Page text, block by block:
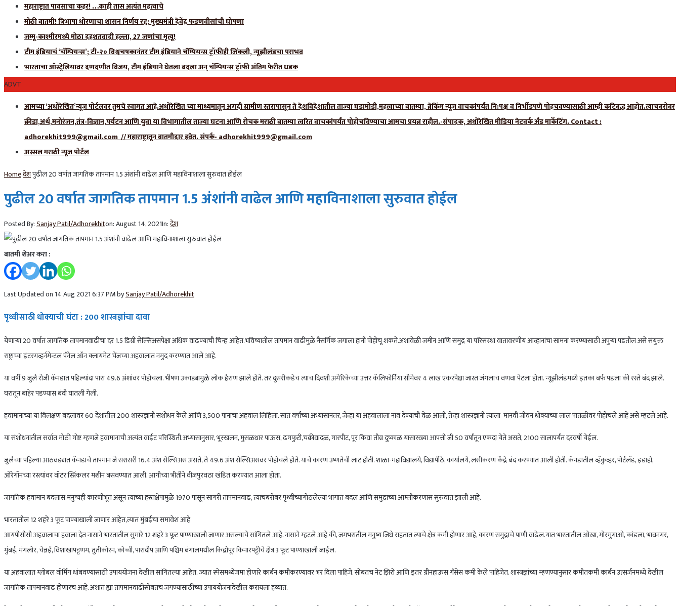
महाराष्ट्रात पावसाचा कहर! …काही तास अत्यंत महत्वाचे
मोठी बातमी! त्रिभाषा धोरणाचा शासन निर्णय रद्द; मुख्यमंत्री देवेंद्र फडणवीसांची घोषणा
जम्मू-काश्मीरमध्ये मोठा दहशतवादी हल्ला, 27 जणांचा मृत्यू!
टीम इंडियाचं ‘चॅम्पियन्स’; टी-२० विश्वचषकानंतर टीम इंडियाने चॅम्पियन्स ट्रॉफीही जिंकली, न्यूझीलंडचा पराभव
भारताचा ऑस्ट्रेलियावर दणदणीत विजय, टीम इंडियाने घेतला बदला अन् चॅम्पियन्स ट्रॉफी अंतिम फेरीत धडक
ADVT
आमच्या ‘अधोरेखित’न्यूज पोर्टलवर तुमचे स्वागत आहे.अधोरेखित च्या माध्यमातून अगदी ग्रामीण स्तरापासून ते देशविदेशातील ताज्या घडामोडी,महत्त्वाच्या बातम्या, ब्रेकिंग न्यूज वाचकांपर्यंत नि:पक्ष व निर्भीडपणे पोहचवण्यासाठी आम्ही कटिबद्ध आहोत.त्याचबरोबर
क्रीडा,अर्थ,मनोरंजन,तंत्र-विज्ञान,पर्यटन आणि युवा या विभागातील ताज्या घटना आणि रोचक मराठी बातम्या त्वरित वाचकांपर्यंत पोहोचविण्याचा आमचा प्रयत्न राहील.-संपादक, अधोरेखित मीडिया नेटवर्क अँड मार्केटिंग. Contact :
adhorekhit999@gmail.com // महाराष्ट्रातून बातमीदार हवेत. संपर्क- adhorekhit999@gmail.com
अस्सल मराठी न्यूज पोर्टल
Homeदेशपुढील 20 वर्षात जागतिक तापमान 1.5 अंशांनी वाढेल आणि महाविनाशाला सुरुवात होईल
पुढील 20 वर्षात जागतिक तापमान 1.5 अंशांनी वाढेल आणि महाविनाशाला सुरुवात होईल
Posted By:Sanjay Patil/Adhorekhiton:August 14, 2021In:देश
बातमी शेअर करा :
Last Updated on 14 Aug 2021 6:37 PM bySanjay Patil/Adhorekhit
पृथ्वीसाठी धोक्याची घंटा : 200 शास्त्रज्ञांचा दावा
येणाऱ्या 20 वर्षात जागतिक तापमानवाढीचा दर 1.5 डिग्री सेल्सिअसपेक्षा अधिक वाढण्याची चिन्ह आहेत.भविष्यातील तापमान वाढीमुळे नैसर्गिक जगाला हानी पोहोचू शकते.अशावेळी जमीन आणि समुद्र या परिसंस्था वातावरणीय आव्हानांचा सामना करण्यासाठी अपुऱ्या पडतील असे संयुक्त
राष्ट्राच्या इंटरगव्हर्नमेन्टल पॅनेल ऑन क्लायमेट चेंजच्या अहवालात नमुद करण्यात आले आहे.
या वर्षी 9 जुलै रोजी कॅनडात पहिल्यांदा पारा 49.6 अंशांवर पोहोचला. भीषण उकाड्यामुळे लोक हैराण झाले होते. तर दुसरीकडेच त्याच दिवशी अमेरिकेच्या उत्तर कॅलिफोर्निया सीमेवर 4 लाख एकरपेक्षा जास्त जंगलाच वणवा पेटला होता. न्यूझीलंडमध्ये इतका बर्फ पडला की रस्ते बंद झाले.
घरातून बाहेर पडण्यास बंदी घातली गेली.
हवामानाच्या या विलक्षण बदलावर 60 देशांतील 200 शास्त्रज्ञांनी संशोधन केले आणि 3,500 पानांचा अहवाल लिहिला. सात वर्षांच्या अभ्यासानंतर, जेव्हा या अहवालाला नाव देण्याची वेळ आली, तेव्हा शास्त्रज्ञांनी त्याला मानवी जीवन धोक्याच्या लाल पातळीवर पोहोचले आहे असे म्हटले आहे.
या संशोधनातील सर्वात मोठी गोष्ट म्हणजे हवामानाची अत्यंत वाईट परिस्थिती.अभ्यासानुसार, भूस्खलन, मुसळधार पाऊस, ढगफुटी,चक्रीवादळ, गारपीट, पूर किंवा तीव्र दुष्काळ यासारख्या आपत्ती जी 50 वर्षांतून एकदा येते असते, 2100 सालापर्यंत दरवर्षी येईल.
जुलैच्या पहिल्या आठवड्यात कॅनडाचे तापमान जे सरासरी 16.4 अंश सेल्सिअस असते, ते 49.6 अंश सेल्सिअसवर पोहोचले होते. याचे कारण उष्णतेची लाट होती. शाळा-महाविद्यालये, विद्यापीठे, कार्यालये, लसीकरण केंद्रे बंद करण्यात आली होती. कॅनडातील व्हँकुव्हर, पोर्टलँड, इडाहो,
ओरेगॉनच्या रस्त्यांवर वॉटर स्प्रिंकलर मशीन बसवण्यात आली. आगीच्या भीतीने वीजपुरवठा खंडित करण्यात आला होता.
जागतिक हवामान बदलास मनुष्यही कारणीभूत असून त्याच्या हस्तक्षेपामुळे 1970 पासून सागरी तापमानवाढ, त्याचबरोबर पृथ्वीच्यागोठलेल्या भागात बदल आणि समुद्राच्या आम्लीकरणास सुरुवात झाली आहे.
भारतातील 12 शहरे 3 फूट पाण्याखाली जाणार आहेत,त्यात मुंबईचा समावेश आहे
आयपीसीसी अहवालाचा हवाला देत नासाने भारतातील सुमारे 12 शहरे 3 फूट पाण्याखाली जाणार असल्याचे सांगितले आहे. नासाने म्हटले आहे की, जगभरातील मनुष्य जिथे राहतात त्याचे क्षेत्र कमी होणार आहे, कारण समुद्राचे पाणी वाढेल.यात भारतातील ओखा, मोरमुगाओ, कांडला, भावनगर,
मुंबई, मंगलोर, चेन्नई, विशाखापट्टणम, तुतीकोरन, कोच्ची, पारादीप आणि पश्चिम बंगालमधील किद्रोपूर किनारपट्टीचे क्षेत्र 3 फूट पाण्याखाली जाईल.
या अहवालात ग्लोबल वॉर्मिंग थांबवण्यासाठी उपाययोजना देखील सांगितल्या आहेत. ज्यात स्पेसमध्येजमा होणारे कार्बन कमीकरण्यावर भर दिला पाहिजे. सोबतच नेट झिरो आणि इतर ग्रीनहाऊस गॅसेस कमी केले पाहिजेत. शास्त्रज्ञांच्या म्हणण्यानुसार कमीतकमी कार्बन उत्सर्जनमध्ये देखील
जागतिक तापमानवाढ होणारच आहे. अशात ह्या तापमानवाढीसोबतच जगण्यासाठीच्या उपाययोजनादेखील करायला हव्यात.